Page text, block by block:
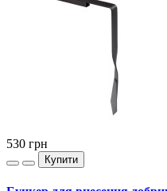
530 грн
Купити